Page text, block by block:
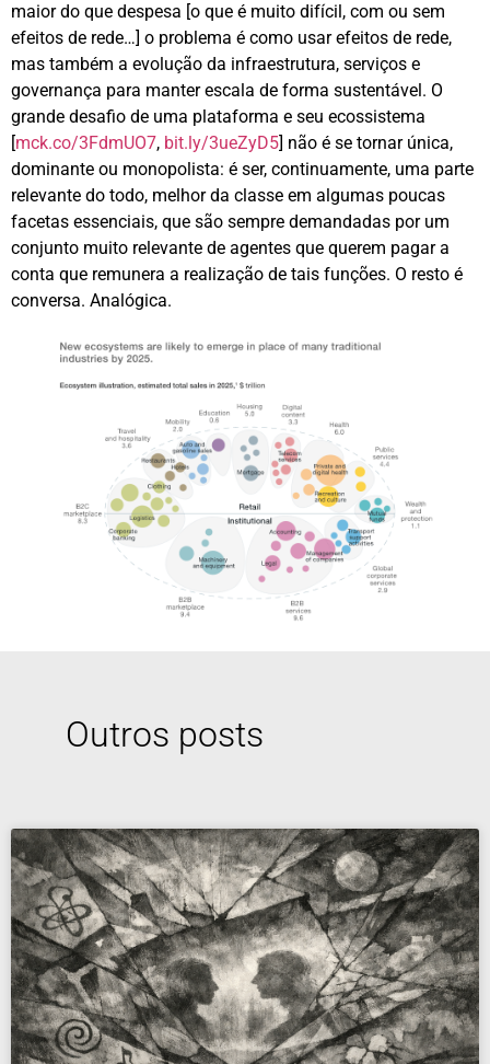
maior do que despesa [o que é muito difícil, com ou sem
efeitos de rede…] o problema é como usar efeitos de rede,
mas também a evolução da infraestrutura, serviços e
governança para manter escala de forma sustentável. O
grande desafio de uma plataforma e seu ecossistema
[mck.co/3FdmUO7, bit.ly/3ueZyD5] não é se tornar única,
dominante ou monopolista: é ser, continuamente, uma parte
relevante do todo, melhor da classe em algumas poucas
facetas essenciais, que são sempre demandadas por um
conjunto muito relevante de agentes que querem pagar a
conta que remunera a realização de tais funções. O resto é
conversa. Analógica.
Outros posts